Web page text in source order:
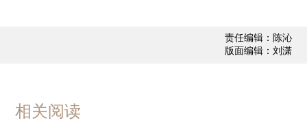
责任编辑：陈沁
版面编辑：刘潇
相关阅读